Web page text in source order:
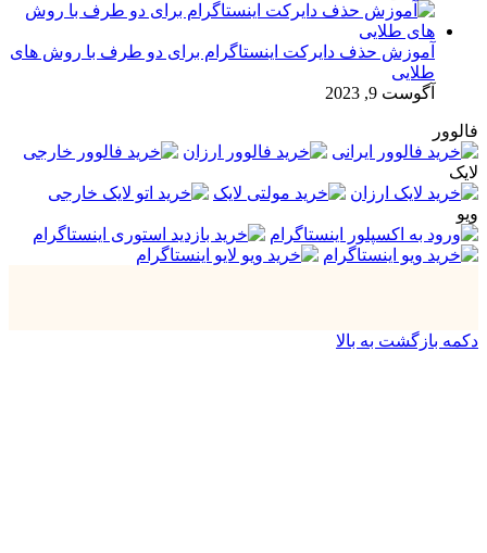
آموزش حذف دایرکت اینستاگرام برای دو طرف با روش های
طلایی
آگوست 9, 2023
فالوور
لایک
ویو
دکمه بازگشت به بالا